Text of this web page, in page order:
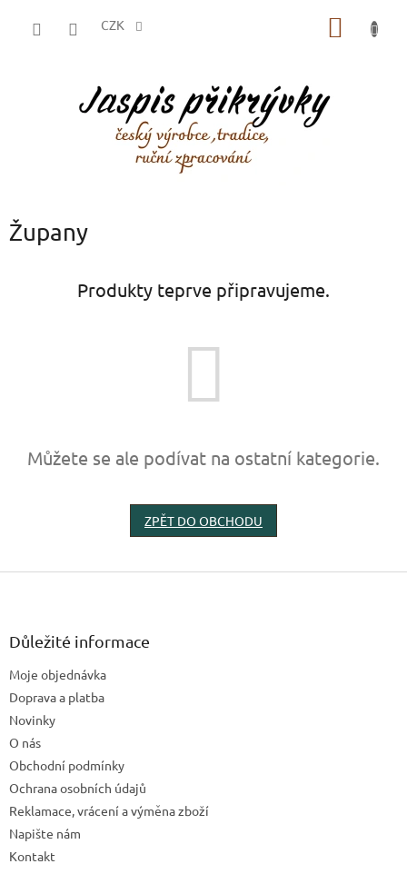
CZK
Župany
Produkty teprve připravujeme.
Můžete se ale podívat na ostatní kategorie.
ZPĚT DO OBCHODU
Důležité informace
Moje objednávka
Doprava a platba
Novinky
O nás
Obchodní podmínky
Ochrana osobních údajů
Reklamace, vrácení a výměna zboží
Napište nám
Kontakt